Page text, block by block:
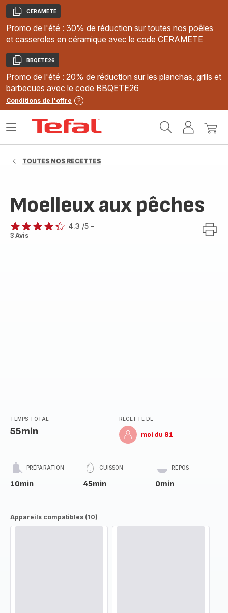
Copier
CERAMETE
Promo de l'été : 30% de réduction sur toutes nos poêles
et casseroles en céramique avec le code CERAMETE
Copier
BBQETE26
Promo de l'été : 20% de réduction sur les planchas, grills et
barbecues avec le code BBQETE26
Conditions de l'offre
MonMon
Ouvrir
TOUTES NOS RECETTES
Moelleux aux pêches
ratings.4.3
4.3 /5 -
3 Avis
TEMPS TOTAL
55min
RECETTE DE
moi du 81
PRÉPARATION
10min
CUISSON
45min
REPOS
0min
Appareils compatibles (10)